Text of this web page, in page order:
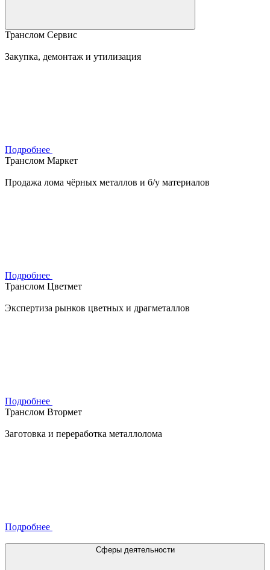
Транслом Сервис
Закупка, демонтаж и утилизация
Подробнее
Транслом Маркет
Продажа лома чёрных металлов и б/у материалов
Подробнее
Транслом Цветмет
Экспертиза рынков цветных и драгметаллов
Подробнее
Транслом Втормет
Заготовка и переработка металлолома
Подробнее
Сферы деятельности